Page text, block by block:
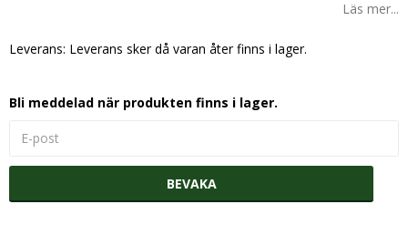
Läs mer...
Leverans: Leverans sker då varan åter finns i lager.
Bli meddelad när produkten finns i lager.
BEVAKA